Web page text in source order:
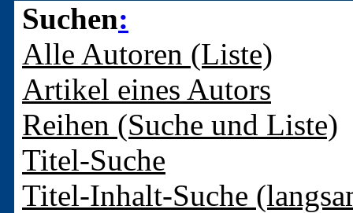
Suchen:
Alle Autoren (Liste)
Artikel eines Autors
Reihen (Suche und Liste)
Titel-Suche
Titel-Inhalt-Suche